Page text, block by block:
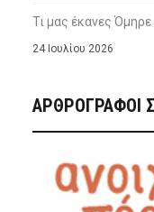
Τι μας έκανες
24 Ιουλίου 2026
ΑΡΘΡΟΓΡΑΦΟΙ